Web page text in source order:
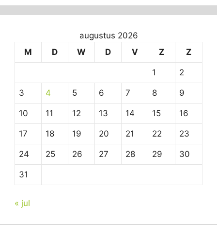
augustus 2026
M
D W D V Z Z
1 2
3 4 5 6 7 8 9
10 11 12 13 14 15 16
17 18 19 20 21 22 23
24 25 26 27 28 29 30
31
« jul